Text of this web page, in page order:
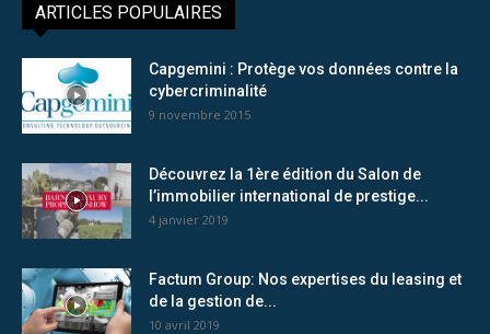
ARTICLES POPULAIRES
Capgemini : Protège vos données contre la
cybercriminalité
9 novembre 2015
Découvrez la 1ère édition du Salon de
l’immobilier international de prestige...
4 janvier 2019
Factum Group: Nos expertises du leasing et
de la gestion de...
10 avril 2019